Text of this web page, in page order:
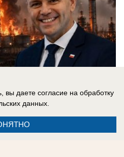
вы даете согласие на обработку
данных.